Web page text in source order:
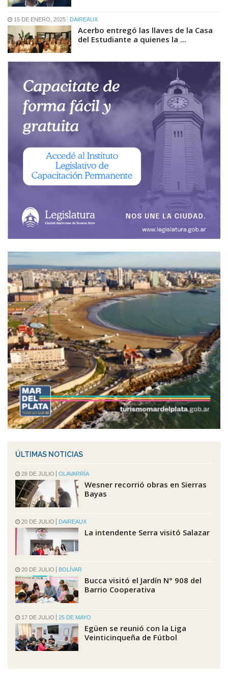
15 DE ENERO, 2025 DAIREAUX
Acerbo entregó las llaves de la Casa
del Estudiante a quienes la ...
ÚLTIMAS NOTICIAS
28 DE JULIO OLAVARRÍA
Wesner recorrió obras en Sierras
Bayas
20 DE JULIO DAIREAUX
La intendente Serra visitó Salazar
20 DE JULIO BOLÍVAR
Bucca visitó el Jardín N° 908 del
Barrio Cooperativa
17 DE JULIO 25 DE MAYO
Egüen se reunió con la Liga
Veinticinqueña de Fútbol